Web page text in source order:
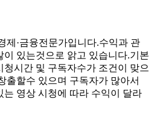
제·금융전문가입니다.수익과 관
이 있는것으로 앍고 있습니다.기본
청시간 및 구독자수가 조건이 맞으
출할수 있으며 구독자가 많아서
는 영상 시청에 따라 수익이 달라